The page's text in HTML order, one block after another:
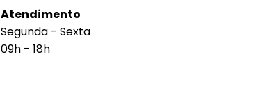
Atendimento
Segunda - Sexta
09h - 18h